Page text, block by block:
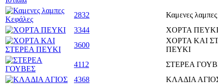
2832
Καμενες
3344
ΧΟΡΤΑ ΠΕΥΚΙ
3600
ΧΟΡΤΑ ΚΑΙ
ΠΕΥΚΙ
4112
ΣΤΕΡΕΑ
4368
ΚΛΑΔΙΑ